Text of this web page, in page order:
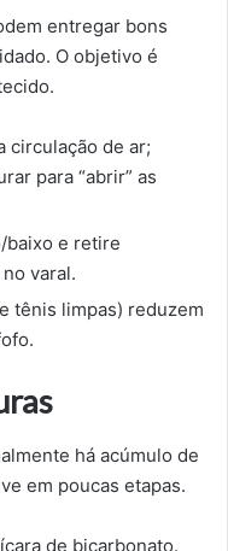
entregar bons
O objetivo é
circulação de ar;
para “abrir” as
baixo e retire
varal.
tênis limpas) reduzem
há acúmulo de
em poucas etapas.
de bicarbonato.